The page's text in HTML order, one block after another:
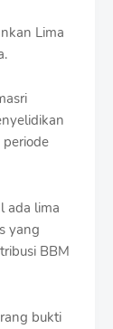
Lima
ada lima
yang
BBM
bukti